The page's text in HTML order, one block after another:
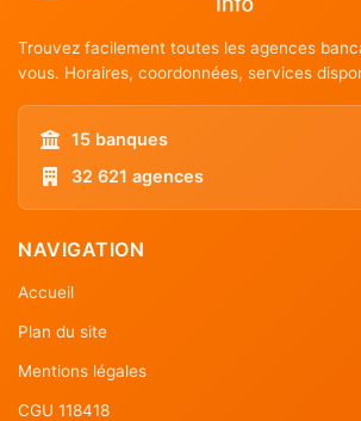
Trouvez facilement toutes les agences
vous. Horaires, coordonnées, services
15 banques
32 621 agences
NAVIGATION
Accueil
Plan du site
Mentions légales
CGU 118418